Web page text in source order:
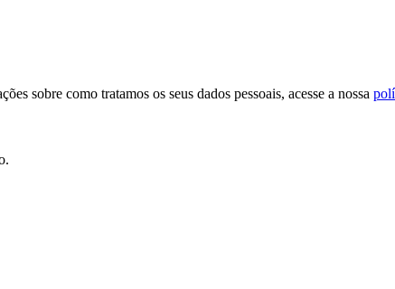
sobre como tratamos os seus dados pessoais, acesse a nossa